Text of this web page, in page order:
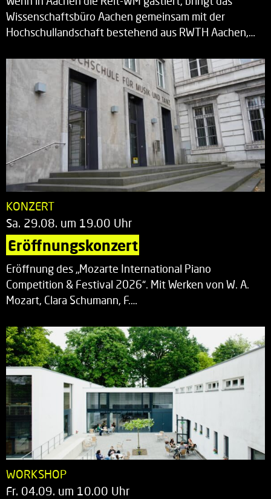
Wissenschaftsbüro Aachen gemeinsam mit der
Hochschullandschaft bestehend aus RWTH Aachen,…
KONZERT
Sa. 29.08. um 19.00 Uhr
Eröffnungskonzert
Eröffnung des „Mozarte International Piano
Competition & Festival 2026“. Mit Werken von W. A.
Mozart, Clara Schumann, F.…
WORKSHOP
Fr. 04.09. um 10.00 Uhr